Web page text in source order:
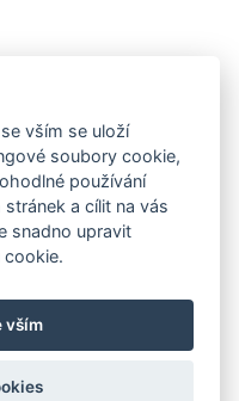
vším se uloží
soubory cookie,
používání
a cílit na vás
snadno upravit
cookie.
vším